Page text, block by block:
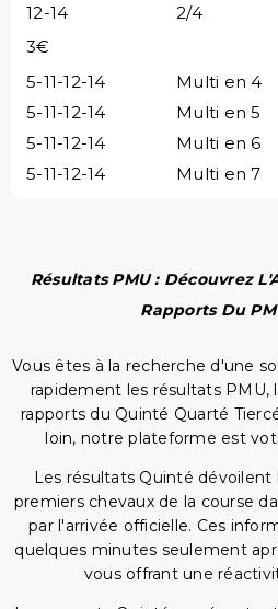
12-14
2/4
3€
5-11-12-14
Multi en 4
5-11-12-14
Multi en 5
5-11-12-14
Multi en 6
5-11-12-14
Multi en 7
Résultats PMU : Découvrez
Rapports Du
Vous êtes à la recherche d'une
rapidement les résultats PMU,
rapports du Quinté Quarté
loin, notre plateforme est
Les résultats Quinté
premiers chevaux de la course
par l'arrivée officielle. Ces
quelques minutes seulement
vous offrant une